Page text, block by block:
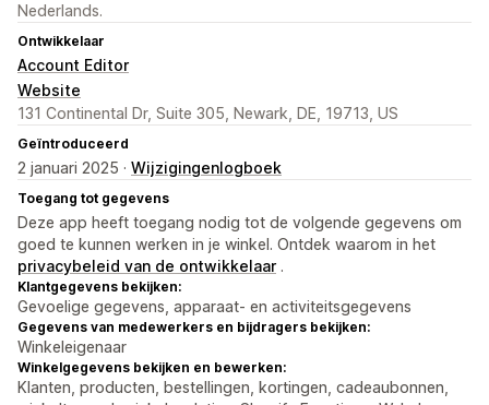
Nederlands.
Ontwikkelaar
Account Editor
Website
131 Continental Dr, Suite 305, Newark, DE, 19713, US
Geïntroduceerd
2 januari 2025 · Wijzigingenlogboek
Toegang tot gegevens
Deze app heeft toegang nodig tot de volgende gegevens om
goed te kunnen werken in je winkel. Ontdek waarom in het
privacybeleid van de ontwikkelaar .
Klantgegevens bekijken:
Gevoelige gegevens, apparaat- en activiteitsgegevens
Gegevens van medewerkers en bijdragers bekijken:
Winkeleigenaar
Winkelgegevens bekijken en bewerken:
Klanten, producten, bestellingen, kortingen, cadeaubonnen,